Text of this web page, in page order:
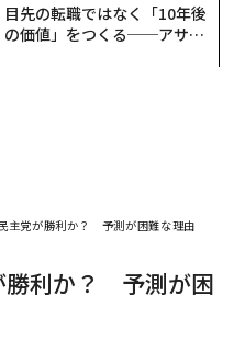
目先の転職ではなく「10年後
の価値」をつくる──アサイ
主党が勝利か？ 予測が困難な理由
勝利か？ 予測が困